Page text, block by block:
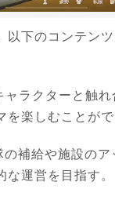
以下のコンテン
ャラクターと触
を楽しむことがで
の補給や施設のア
な運営を目指す。